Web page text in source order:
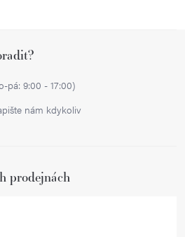
pá: 9:00 - 17:00)
nám kdykoliv
prodejnách